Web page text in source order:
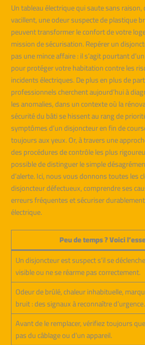
Un tableau électrique qui saute sans
vacillent, une odeur suspecte de plastique
peuvent transformer le confort de votre
mission de sécurisation. Repérer un
pas une mince affaire : il s’agit pourtant
pour protéger votre habitation contre les
incidents électriques. De plus en plus de
professionnels cherchent aujourd’hui à
les anomalies, dans un contexte où la
sécurité du bâti se hissent au rang de
symptômes d’un disjoncteur en fin de
toujours aux yeux. Or, à travers une
des procédures de contrôle les plus
possible de distinguer le simple
d’alerte. Ici, nous vous donnons toutes les
disjoncteur défectueux, comprendre ses
erreurs fréquentes et sécuriser
électrique.
Peu de temps ? Voici
Un disjoncteur est suspect s’il se
visible ou ne se réarme pas correctement.
Odeur de brûlé, chaleur inhabituelle,
bruit : des signaux à reconnaître d’urgence.
Avant de le remplacer, vérifiez toujours
pas du câblage ou d’un appareil.